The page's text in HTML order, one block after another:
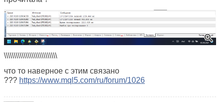
\\\\\\\\\\\\\\\\\\\\\\\\\\\
что то наверное с этим связано
??? https://www.mql5.com/ru/forum/1026